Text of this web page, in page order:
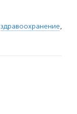
здравоохранение,